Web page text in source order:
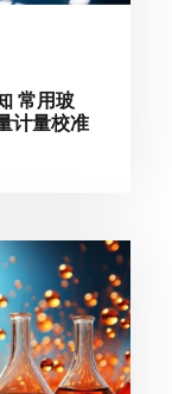
常用玻
计量校准